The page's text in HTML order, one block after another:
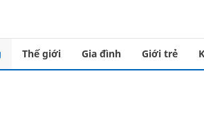
Thế giới Gia đình Giới trẻ